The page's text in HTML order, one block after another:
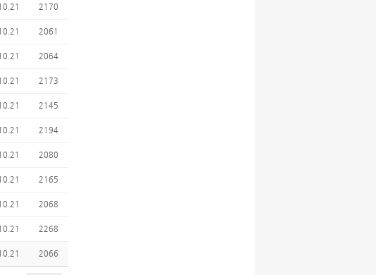
2170
2061
2064
2173
2145
2194
2080
2165
2068
2268
2066